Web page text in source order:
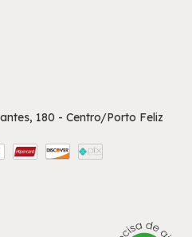
180 - Centro/Porto Feliz